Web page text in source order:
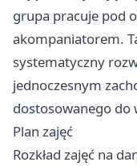
grupa pracuje pod
akompaniatorem.
systematyczny
jednoczesnym
dostosowanego do
Plan zajęć
Rozkład zajęć na